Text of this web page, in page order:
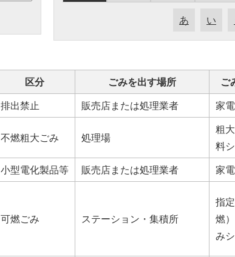
あ い
区分 ごみを出す場所 ご
排出禁止 販売店または処理業者 家
不燃粗大ごみ 処理場
粗
料
小型電化製品等 販売店または処理業者 家
可燃ごみ ステーション・集積所
指
燃
み